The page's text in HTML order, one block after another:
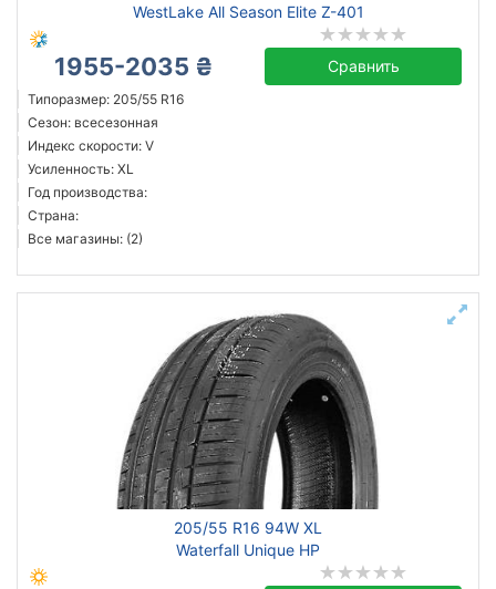
WestLake All Season Elite Z-401
1955-2035 ₴ Сравнить
Типоразмер: 205/55 R16
Сезон: всесезонная
Индекс скорости: V
Усиленность: XL
Год производства:
Страна:
Все магазины: (2)
205/55 R16 94W XL
Waterfall Unique HP